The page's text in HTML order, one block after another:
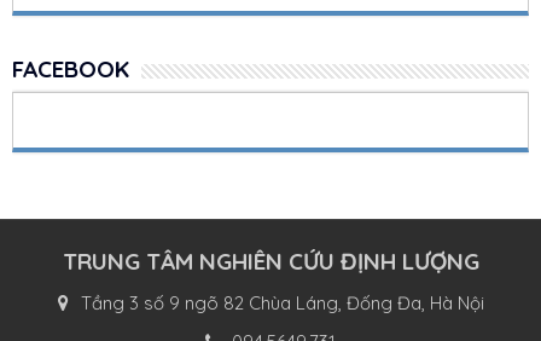
FACEBOOK
TRUNG TÂM NGHIÊN CỨU ĐỊNH LƯỢNG
Tầng 3 số 9 ngõ 82 Chùa Láng, Đống Đa, Hà Nội